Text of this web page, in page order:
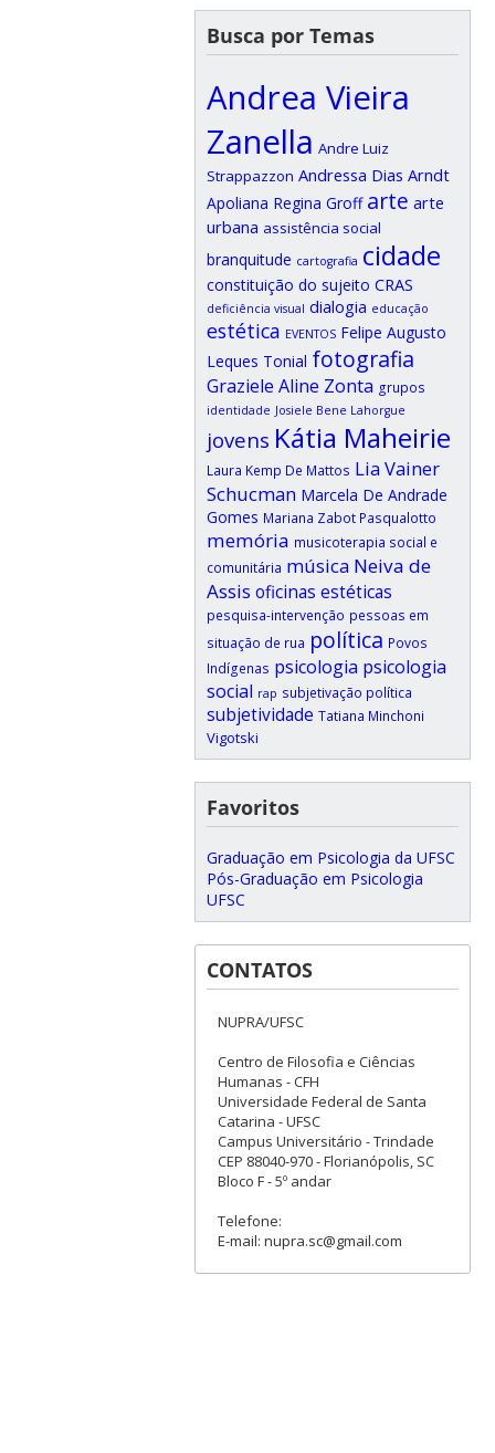
Busca por Temas
Andrea Vieira
Zanella Andre Luiz
Strappazzon Andressa Dias Arndt
Apoliana Regina Groff arte arte
urbana assistência social
branquitude cartografia cidade
constituição do sujeito CRAS
deficiência visual dialogia educação
estética EVENTOS Felipe Augusto
Leques Tonial fotografia
Graziele Aline Zonta grupos
identidade Josiele Bene Lahorgue
jovens Kátia Maheirie
Laura Kemp De Mattos Lia Vainer
Schucman Marcela De Andrade
Gomes Mariana Zabot Pasqualotto
memória musicoterapia social e
comunitária música Neiva de
Assis oficinas estéticas
pesquisa-intervenção pessoas em
situação de rua política Povos
Indígenas psicologia psicologia
social rap subjetivação política
subjetividade Tatiana Minchoni
Vigotski
Favoritos
Graduação em Psicologia da UFSC
Pós-Graduação em Psicologia
UFSC
CONTATOS
NUPRA/UFSC
Centro de Filosofia e Ciências
Humanas - CFH
Universidade Federal de Santa
Catarina - UFSC
Campus Universitário - Trindade
CEP 88040-970 - Florianópolis, SC
Bloco F - 5º andar
Telefone:
E-mail: nupra.sc@gmail.com